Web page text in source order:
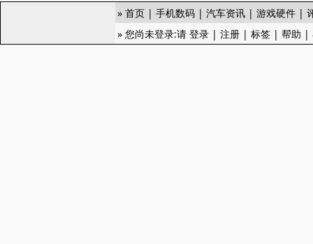
» 首页 | 手机数码 | 汽车资讯 | 游戏硬件 |
» 您尚未登录:请 登录 | 注册 | 标签 | 帮助 |